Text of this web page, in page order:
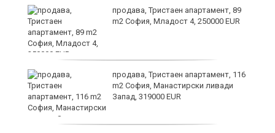
продава, Тристаен апартамент, 89
m2 София, Младост 4, 250000 EUR
продава, Тристаен апартамент, 116
m2 София, Манастирски ливади
Запад, 319000 EUR